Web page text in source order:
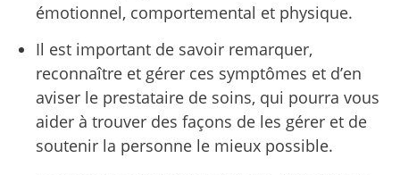
émotionnel, comportemental et physique.
Il est important de savoir remarquer,
reconnaître et gérer ces symptômes et d’en
aviser le prestataire de soins, qui pourra vous
aider à trouver des façons de les gérer et de
soutenir la personne le mieux possible.